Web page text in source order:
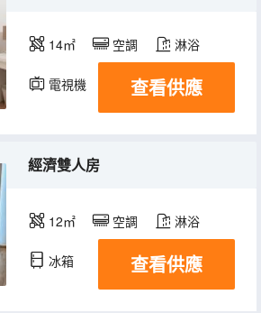
14㎡ 空調 淋浴
電視機 冰箱
查看供應
經濟雙人房
12㎡ 空調 淋浴
冰箱 查看供應